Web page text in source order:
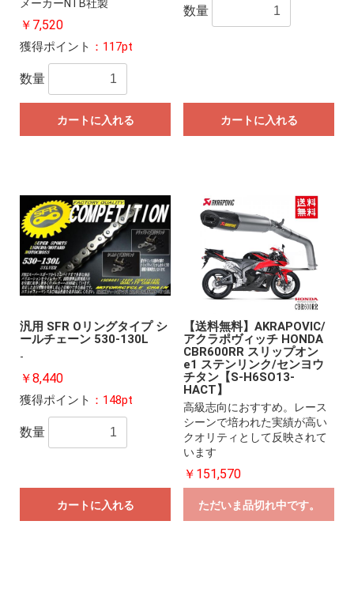
メーカーNTB社製
￥7,520
獲得ポイント ：117pt
数量
カートに入れる
数量
カートに入れる
汎用 SFR Oリングタイプ シ
ールチェーン 530-130L
-
￥8,440
獲得ポイント ：148pt
数量
カートに入れる
【送料無料】AKRAPOVIC/
アクラポヴィッチ HONDA
CBR600RR スリップオン
e1 ステンリンク/センヨウ
チタン【S-H6SO13-
HACT】
高級志向におすすめ。レース
シーンで培われた実績が高い
クオリティとして反映されて
います
￥151,570
ただいま品切れ中です。